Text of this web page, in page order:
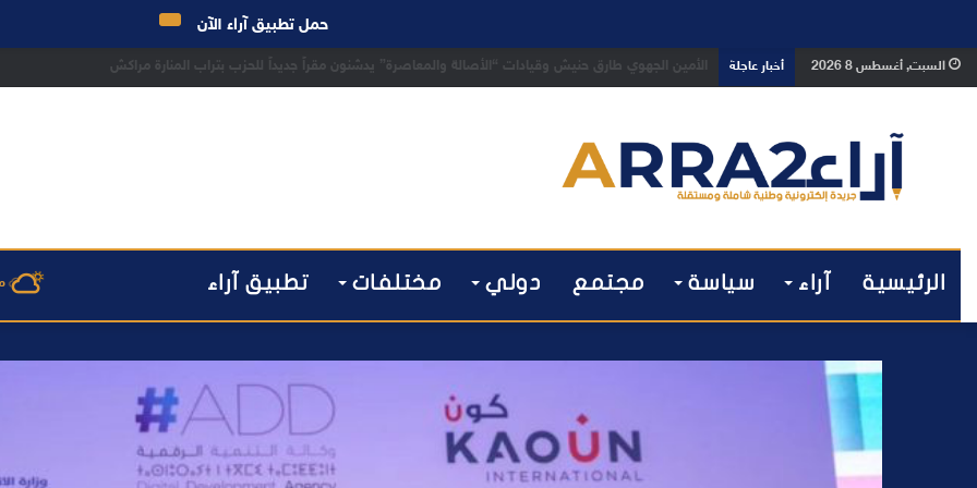
السبت, أغسطس 8 2026 أخبار عاجلة بعد تداول فيديو يوثق العملية.. أمن مراكش يطيح بقاصر مشتبه في تورطه في سرقة مسلحة..
الرئيسية آراء سياسة مجتمع دولي مختلفات تطبيق آراء
حمل تطبيق آراء الآن